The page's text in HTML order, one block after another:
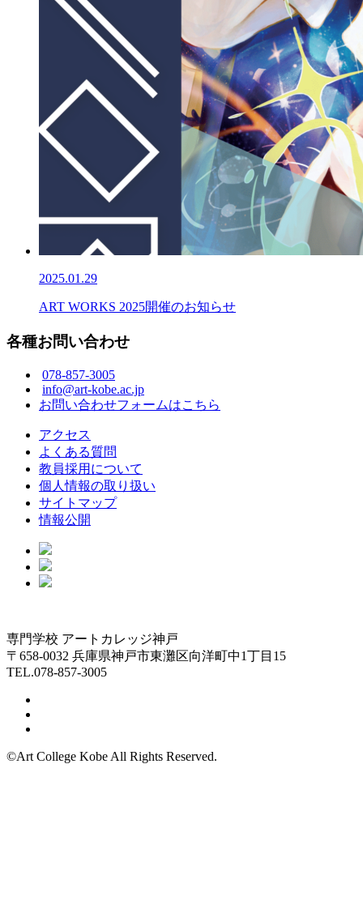
2025.01.29
ART WORKS 2025開催のお知らせ
各種お問い合わせ
078-857-3005
info@art-kobe.ac.jp
お問い合わせフォームはこちら
アクセス
よくある質問
教員採用について
個人情報の取り扱い
サイトマップ
情報公開
専門学校 アートカレッジ神戸
〒658-0032 兵庫県神戸市東灘区向洋町中1丁目15
TEL.078-857-3005
©Art College Kobe All Rights Reserved.